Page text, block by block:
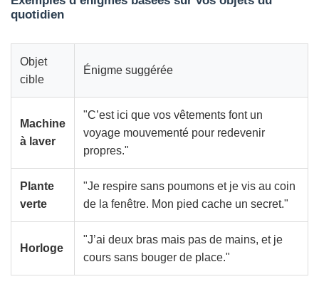
quotidien
Objet
cible
Énigme suggérée
Machine
à laver
"C’est ici que vos vêtements font un
voyage mouvementé pour redevenir
propres."
Plante
verte
"Je respire sans poumons et je vis au coin
de la fenêtre. Mon pied cache un secret."
Horloge
"J’ai deux bras mais pas de mains, et je
cours sans bouger de place."